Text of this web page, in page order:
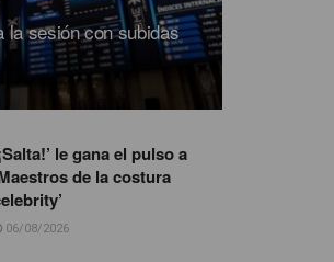
la sesión con subidas
le gana el pulso a
de la costura
06/08/2026